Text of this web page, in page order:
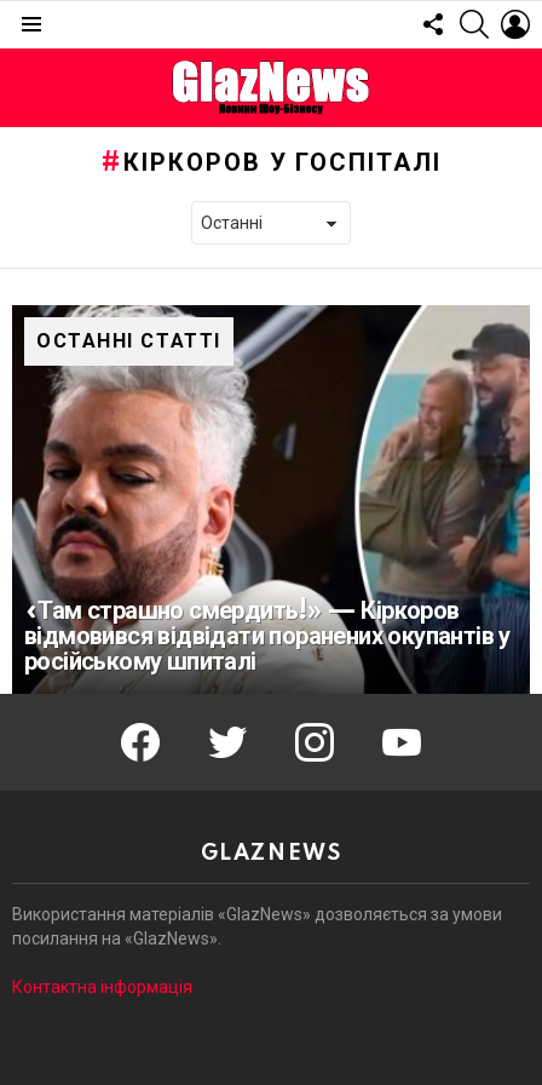
FOLLOW
US
КІРКОРОВ У ГОСПІТАЛІ
ОСТАННІ СТАТТІ
«Там страшно смердить!» — Кіркоров
відмовився відвідати поранених окупантів у
російському шпиталі
facebook twitter instagram youtube
GLAZNEWS
Використання матеріалів «GlazNews» дозволяється за умови
посилання на «GlazNews».
Контактна інформація